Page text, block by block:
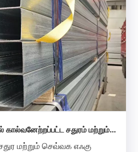
சதுரம் மற்றும்
எது?
மற்றும் செவ்வக எஃகு